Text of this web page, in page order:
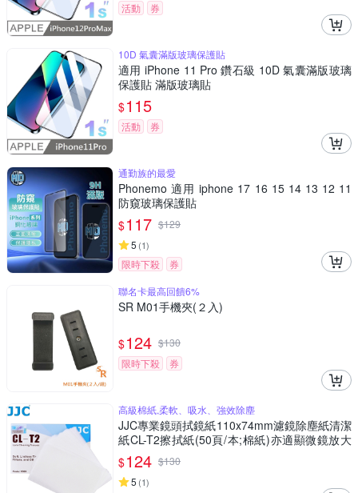
活動 券
10D 氣囊滿版玻璃保護貼
適用 iPhone 11 Pro 鑽石級 10D 氣囊滿版玻璃
保護貼 滿版玻璃貼
$115
活動 券
通勤族的最愛
Phonemo 適用 iphone 17 16 15 14 13 12 11
防窺玻璃保護貼
$117 $129
5 (1)
限時下殺
券
聯名卡最高回饋6%
SR M01手機夾(２入)
$124 $130
限時下殺
券
高級棉紙,柔軟、吸水、強效除塵
JJC專業鏡頭拭鏡紙110x74mm濾鏡除塵紙清潔
紙CL-T2擦拭紙(50頁/本;棉紙)亦適顯微鏡放大
鏡UV保護鏡望遠鏡眼鏡螢幕
$124 $130
5 (1)